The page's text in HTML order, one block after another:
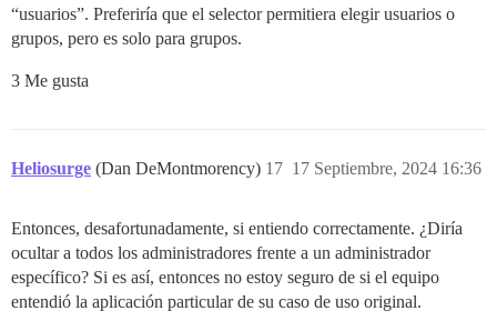
“usuarios”. Preferiría que el selector permitiera elegir usuarios o
grupos, pero es solo para grupos.
3 Me gusta
Heliosurge (Dan DeMontmorency) 17 Septiembre, 2024 16:36
17
Entonces, desafortunadamente, si entiendo correctamente. ¿Diría
ocultar a todos los administradores frente a un administrador
específico? Si es así, entonces no estoy seguro de si el equipo
entendió la aplicación particular de su caso de uso original.